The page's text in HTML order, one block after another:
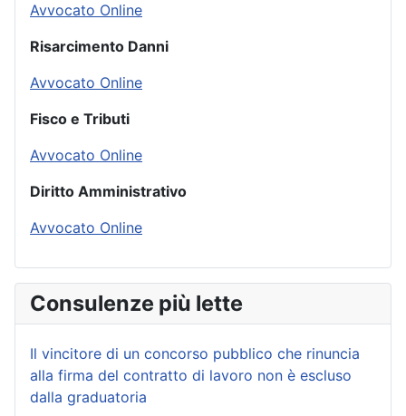
Avvocato Online
Risarcimento Danni
Avvocato Online
Fisco e Tributi
Avvocato Online
Diritto Amministrativo
Avvocato Online
Consulenze più lette
Il vincitore di un concorso pubblico che rinuncia
alla firma del contratto di lavoro non è escluso
dalla graduatoria